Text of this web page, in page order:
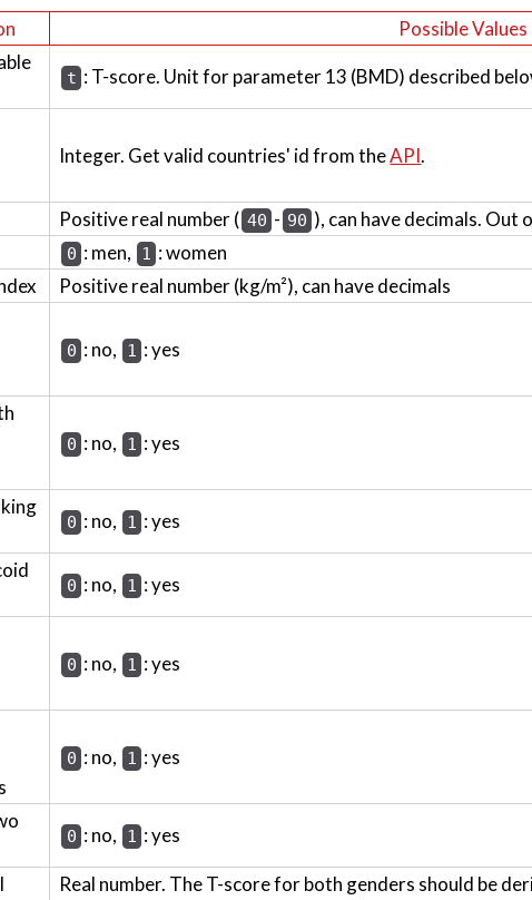
Possible Values
t : T-score. Unit for parameter 13 (BMD) described
Integer. Get valid countries' id from theAPI.
Positive real number ( 40 - 90 ), can have decimals. Out
0 : men, 1 : women
Positive real number (kg/m²), can have decimals
0 : no, 1 : yes
0 : no, 1 : yes
0 : no, 1 : yes
0 : no, 1 : yes
0 : no, 1 : yes
0 : no, 1 : yes
0 : no, 1 : yes
Real number. The T-score for both genders should be